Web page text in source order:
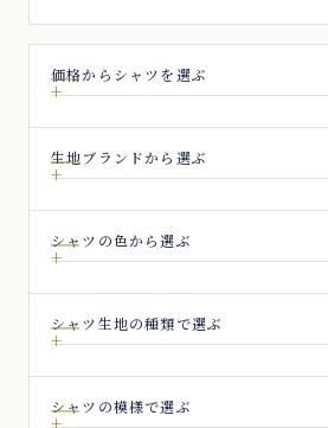
ジ
送
り
価格からシャツを選ぶ
生地ブランドから選ぶ
シャツの色から選ぶ
シャツ生地の種類で選ぶ
シャツの模様で選ぶ